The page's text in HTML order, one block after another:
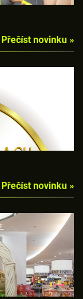
Přečíst novinku »
Přečíst novinku »